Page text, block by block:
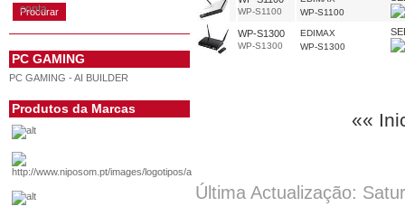
conta
PC GAMING
PC GAMING - AI BUILDER
Produtos da Marcas
WP-S1100
WP-S1100
WP-S1300
WP-S1300
EDIMAX
WP-S1300
««
Última Actualização: